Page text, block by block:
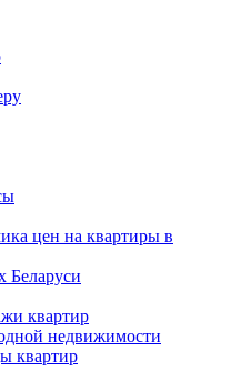
цен на квартиры в
Беларуси
квартир
недвижимости
квартир